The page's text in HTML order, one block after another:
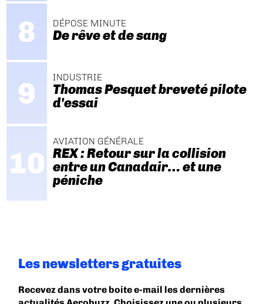
DÉPOSE MINUTE
De rêve et de sang
INDUSTRIE
Thomas Pesquet breveté pilote
d'essai
AVIATION GÉNÉRALE
REX : Retour sur la collision
entre un Canadair… et une
péniche
Les newsletters gratuites
Recevez dans votre boite e-mail les dernières